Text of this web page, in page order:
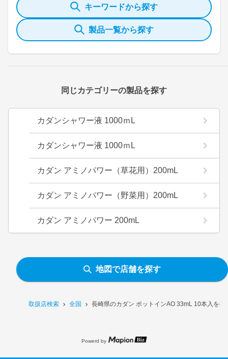
取扱店検索 全国 長崎県のカダン ポットインAO 33mL 10本入を扱
キーワードから探す
製品一覧から探す
同じカテゴリーの製品を探す
カダンシャワー液 1000ｍL
カダンシャワー液 1000ｍL
カダン アミノパワー（草花用）200mL
カダン アミノパワー（野菜用）200mL
カダン アミノパワー 200mL
地図で店舗を探す
Powerd by